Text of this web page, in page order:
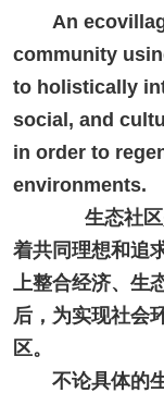
An
community
to holistically
social, and
in order to
environments.
生态社区
着共同理想和追
上整合经济、生
后，为实现社会
区。
不论具体的